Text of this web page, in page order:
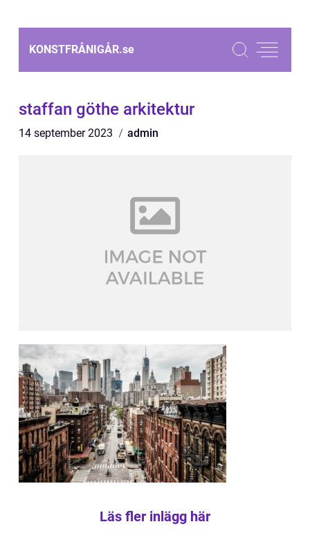
KONSTFRÅNIGÅR.se
staffan göthe arkitektur
14 september 2023 admin
Läs fler inlägg här